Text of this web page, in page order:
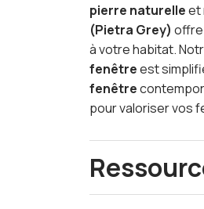
pierre naturelleet
(Pietra Grey) offre
à votre habitat.
fenêtreest
fenêtre
pour valoriser vos